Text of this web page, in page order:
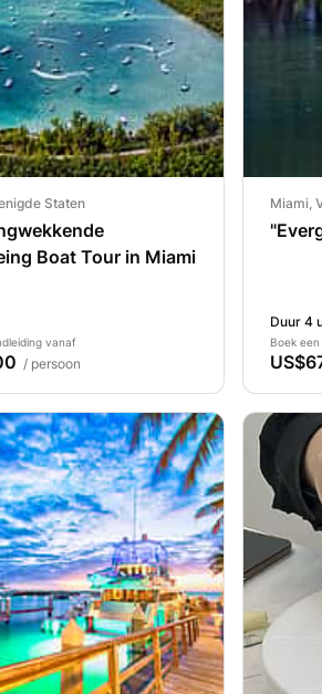
Staten
Boat Tour in Miami
vanaf
/ persoon
Miami,
Duur 4
Boek